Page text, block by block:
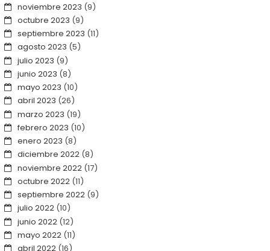
noviembre 2023 (9)
octubre 2023 (9)
septiembre 2023 (11)
agosto 2023 (5)
julio 2023 (9)
junio 2023 (8)
mayo 2023 (10)
abril 2023 (26)
marzo 2023 (19)
febrero 2023 (10)
enero 2023 (8)
diciembre 2022(8)
noviembre 2022(17)
octubre 2022(11)
septiembre 2022(9)
julio 2022(10)
junio 2022(12)
mayo 2022(11)
abril 2022(16)